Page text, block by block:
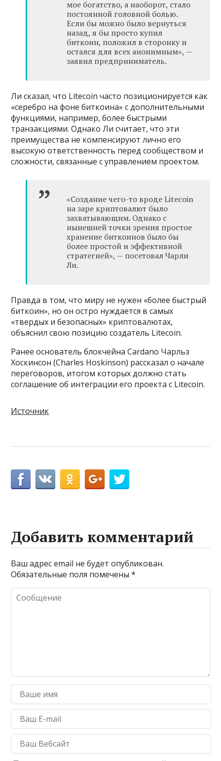
мое богатство, а наоборот, стало
постоянной головной болью.
Если бы можно было вернуться
назад, я бы просто купил
биткоин, положил в сторонку и
остался для всех анонимным», —
заявил предприниматель.
Ли сказал, что Litecoin часто позиционируется как
«серебро на фоне биткоина» с дополнительными
функциями, например, более быстрыми
транзакциями. Однако Ли считает, что эти
преимущества не компенсируют лично его
высокую ответственность перед сообществом и
сложности, связанные с управлением проектом.
«Создание чего-то вроде Litecoin
на заре криптовалют было
захватывающим. Однако с
нынешней точки зрения простое
хранение биткоинов было бы
более простой и эффективной
стратегией», — посетовал Чарли
Ли.
Правда в том, что миру не нужен «более быстрый
биткоин», но он остро нуждается в самых
«твердых и безопасных» криптовалютах,
объяснил свою позицию создатель Litecoin.
Ранее основатель блокчейна Cardano Чарльз
Хоскинсон (Charles Hoskinson) рассказал о начале
переговоров, итогом которых должно стать
соглашение об интеграции его проекта с Litecoin.
Источник
Добавить комментарий
Ваш адрес email не будет опубликован.
Обязательные поля помечены*